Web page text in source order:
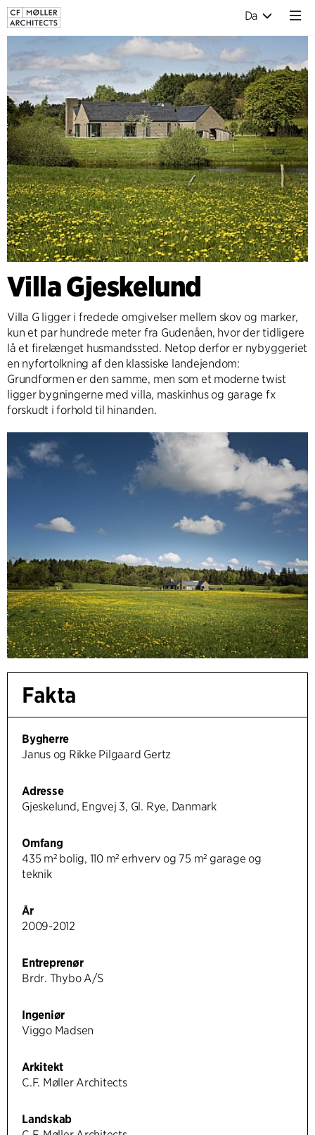
Da
Villa Gjeskelund
Villa G ligger i fredede omgivelser mellem skov og marker,
kun et par hundrede meter fra Gudenåen, hvor der tidligere
lå et firelænget husmandssted. Netop derfor er nybyggeriet
en nyfortolkning af den klassiske landejendom:
Grundformen er den samme, men som et moderne twist
ligger bygningerne med villa, maskinhus og garage fx
forskudt i forhold til hinanden.
Fakta
Bygherre
Janus og Rikke Pilgaard Gertz
Adresse
Gjeskelund, Engvej 3, Gl. Rye, Danmark
Omfang
435 m² bolig, 110 m² erhverv og 75 m² garage og
teknik
År
2009-2012
Entreprenør
Brdr. Thybo A/S
Ingeniør
Viggo Madsen
Arkitekt
C.F. Møller Architects
Landskab